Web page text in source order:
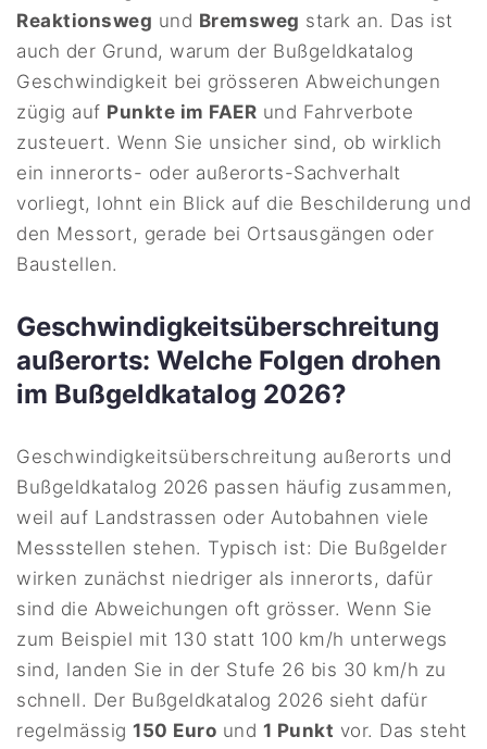
Reaktionsweg und Bremsweg stark an. Das ist
auch der Grund, warum der Bußgeldkatalog
Geschwindigkeit bei grösseren Abweichungen
zügig auf Punkte im FAER und Fahrverbote
zusteuert. Wenn Sie unsicher sind, ob wirklich
ein innerorts- oder außerorts-Sachverhalt
vorliegt, lohnt ein Blick auf die Beschilderung und
den Messort, gerade bei Ortsausgängen oder
Baustellen.
Geschwindigkeitsüberschreitung
außerorts: Welche Folgen drohen
im Bußgeldkatalog 2026?
Geschwindigkeitsüberschreitung außerorts und
Bußgeldkatalog 2026 passen häufig zusammen,
weil auf Landstrassen oder Autobahnen viele
Messstellen stehen. Typisch ist: Die Bußgelder
wirken zunächst niedriger als innerorts, dafür
sind die Abweichungen oft grösser. Wenn Sie
zum Beispiel mit 130 statt 100 km/h unterwegs
sind, landen Sie in der Stufe 26 bis 30 km/h zu
schnell. Der Bußgeldkatalog 2026 sieht dafür
regelmässig150 Euro und 1 Punkt vor. Das steht